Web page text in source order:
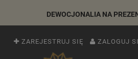
DEWOCJONALIA NA
ZAREJESTRUJ SIĘ ZALOGUJ